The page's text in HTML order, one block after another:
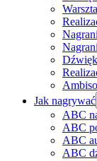
Jak nagrywać
ABC
ABC
ABC
ABC